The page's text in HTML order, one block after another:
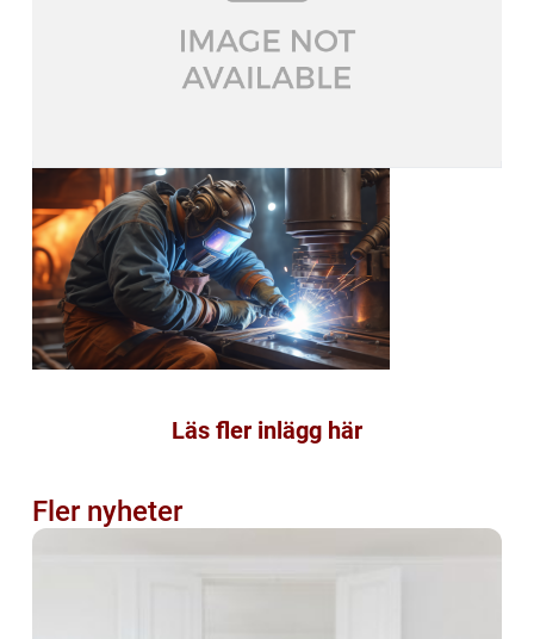
Läs fler inlägg här
Fler nyheter